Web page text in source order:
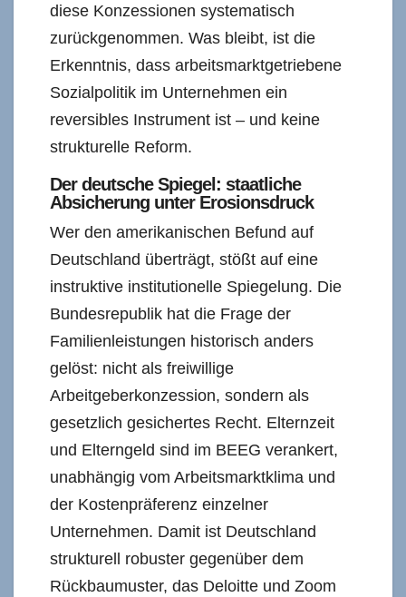
diese Konzessionen systematisch
zurückgenommen. Was bleibt, ist die
Erkenntnis, dass arbeitsmarktgetriebene
Sozialpolitik im Unternehmen ein
reversibles Instrument ist – und keine
strukturelle Reform.
Der deutsche Spiegel: staatliche
Absicherung unter Erosionsdruck
Wer den amerikanischen Befund auf
Deutschland überträgt, stößt auf eine
instruktive institutionelle Spiegelung. Die
Bundesrepublik hat die Frage der
Familienleistungen historisch anders
gelöst: nicht als freiwillige
Arbeitgeberkonzession, sondern als
gesetzlich gesichertes Recht. Elternzeit
und Elterngeld sind im BEEG verankert,
unabhängig vom Arbeitsmarktklima und
der Kostenpräferenz einzelner
Unternehmen. Damit ist Deutschland
strukturell robuster gegenüber dem
Rückbaumuster, das Deloitte und Zoom